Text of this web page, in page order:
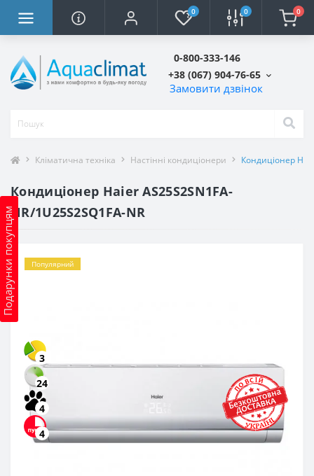
0 0 0
0-800-333-146
+38 (067) 904-76-65
Замовити дзвінок
Подарунки покупцям
Кліматична техніка Настінні кондиціонери Кондиціонер
Кондиціонер Haier AS25S2SN1FA-
NR/1U25S2SQ1FA-NR
Популярний
3
24
4
4